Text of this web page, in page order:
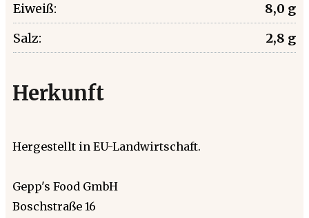
Eiweiß:
8,0 g
Salz:
2,8 g
Herkunft
Hergestellt in EU-Landwirtschaft.
Gepp's Food GmbH
Boschstraße 16